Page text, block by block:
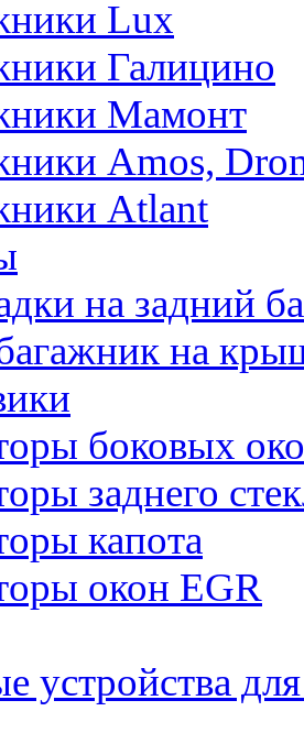
Lux
Галицино
Мамонт
Amos,
Atlant
на задний
на
боковых
заднего
капота
окон EGR
устройства